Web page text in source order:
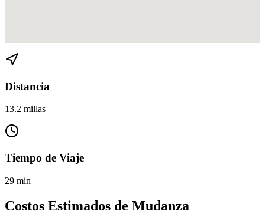
Distancia
13.2 millas
Tiempo de Viaje
29 min
Costos Estimados de Mudanza